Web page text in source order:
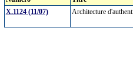
X.1124 (11/07)
Architecture